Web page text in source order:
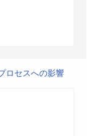
ロセスへの影響